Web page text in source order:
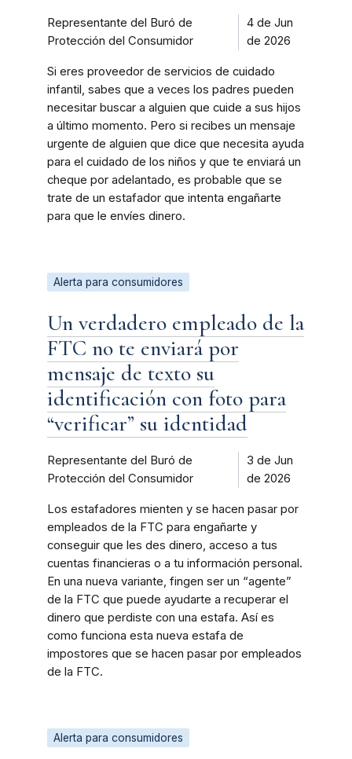
Representante del Buró de
Protección del Consumidor
4 de Jun
de 2026
Si eres proveedor de servicios de cuidado
infantil, sabes que a veces los padres pueden
necesitar buscar a alguien que cuide a sus hijos
a último momento. Pero si recibes un mensaje
urgente de alguien que dice que necesita ayuda
para el cuidado de los niños y que te enviará un
cheque por adelantado, es probable que se
trate de un estafador que intenta engañarte
para que le envíes dinero.
Alerta para consumidores
Un verdadero empleado de la
FTC no te enviará por
mensaje de texto su
identificación con foto para
“verificar” su identidad
Representante del Buró de
Protección del Consumidor
3 de Jun
de 2026
Los estafadores mienten y se hacen pasar por
empleados de la FTC para engañarte y
conseguir que les des dinero, acceso a tus
cuentas financieras o a tu información personal.
En una nueva variante, fingen ser un “agente”
de la FTC que puede ayudarte a recuperar el
dinero que perdiste con una estafa. Así es
como funciona esta nueva estafa de
impostores que se hacen pasar por empleados
de la FTC.
Alerta para consumidores